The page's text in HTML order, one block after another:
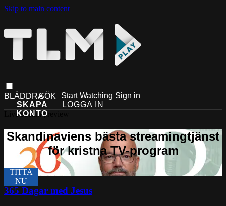
Skip to main content
Start Watching Sign in
Live stream preview
365 Dagar med Jesus